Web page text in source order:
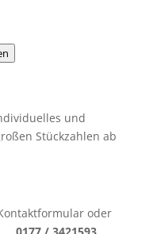
und
Stückzahlen ab
oder